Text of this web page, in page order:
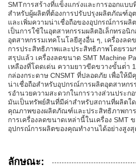
SMTการสร้างที่แข็งแกร่งและการออกแบ
สําหรับผู้ผลิตที่ต้องการปรับปรุงผลิตภัณฑ์อุ
และเพิ่มความน่าเชื่อถือของอุปกรณ์การผลิ
เป็นการใช้ในอุตสาหกรรมผลิตอิเล็กทรอนิ
อุตสาหกรรมเทคโนโลยีสูงอื่น ๆ, เครื่องล
การประสิทธิภาพและประสิทธิภาพโดยรวม
สรุปแล้ว เครื่องลดขนาด SMT Machine
เหลืองที่โดดเด่น ความยาวขีดขวางขั้นต่ํา
กล่องกระดาษ CNSMT ที่ปลอดภัย เพื่อให้
น่าเชื่อถือสําหรับอุปกรณ์การผลิตอุตสาหก
รอํานวยความสะดวกในการวางส่วนประก
มันเป็นทรัพย์สินที่มีค่าสําหรับสถานที่ผลิตใ
คุณภาพของผลิตภัณฑ์และประสิทธิภาพกา
การเครื่องลดขนาดเหล่านี้ในเครื่อง SMT
อุปกรณ์การผลิตของคุณทํางานได้อย่างสูงสุ
ลักษณะ: